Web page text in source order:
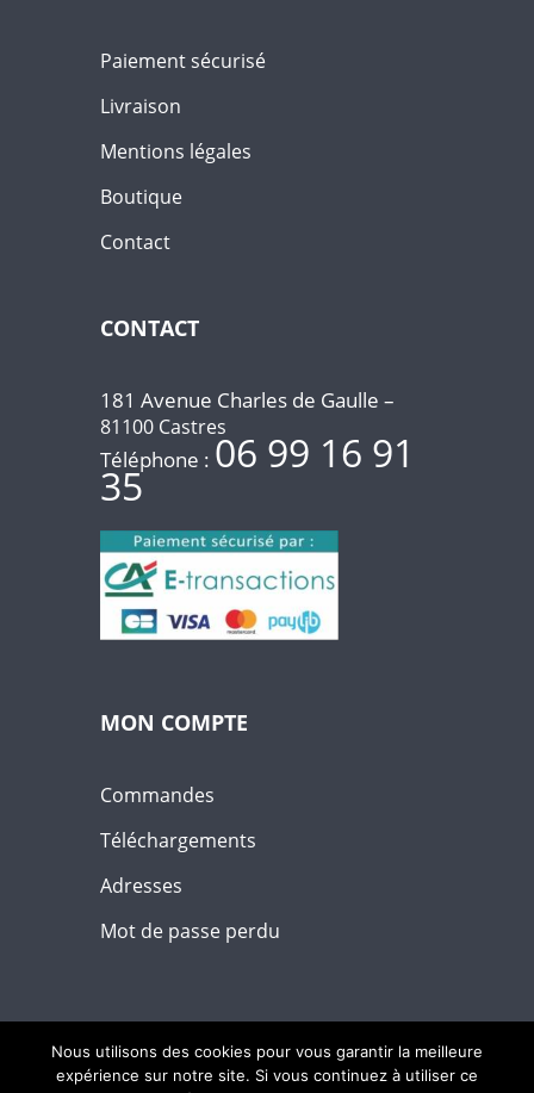
Paiement sécurisé
Livraison
Mentions légales
Boutique
Contact
CONTACT
181 Avenue Charles de Gaulle –
81100 Castres
Téléphone : 06 99 16 91
35
MON COMPTE
Commandes
Téléchargements
Adresses
Mot de passe perdu
Nous utilisons des cookies pour vous garantir la meilleure
expérience sur notre site. Si vous continuez à utiliser ce